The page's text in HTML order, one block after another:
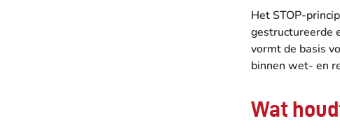
Het STOP-
gestructureerde
vormt de basis
binnen wet- en
Wat